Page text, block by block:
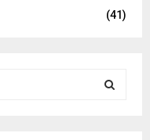
(41)